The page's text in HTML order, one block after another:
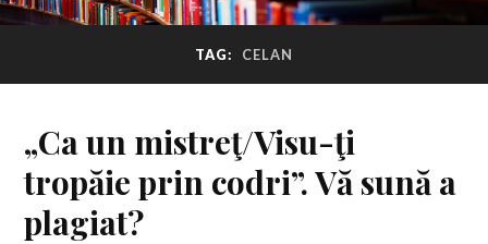
TAG: CELAN
„Ca un mistreţ/Visu-ţi
tropăie prin codri”. Vă sună a
plagiat?